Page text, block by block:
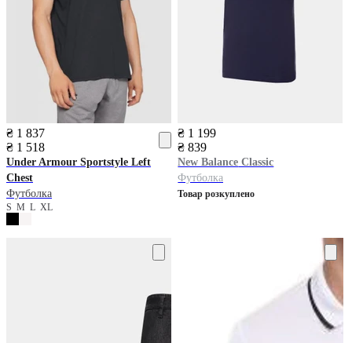
₴ 1 837
₴ 1 518
Under Armour Sportstyle Left
Chest
Футболка
S M L XL
₴ 1 199
₴ 839
New Balance Classic
Футболка
Товар розкуплено